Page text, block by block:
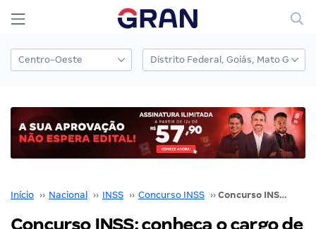
Início ›› Nacional ›› INSS ›› Concurso INSS ›› Concurso INSS: conheça o cargo de Técnico do Seguro Social
Concurso INSS: conheça o cargo de